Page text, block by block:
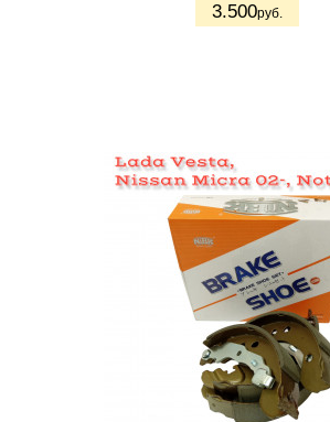
3.500руб.